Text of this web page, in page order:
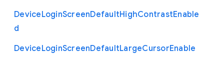
DeviceLoginScreenDefaultHighContrastEnable
d
DeviceLoginScreenDefaultLargeCursorEnable